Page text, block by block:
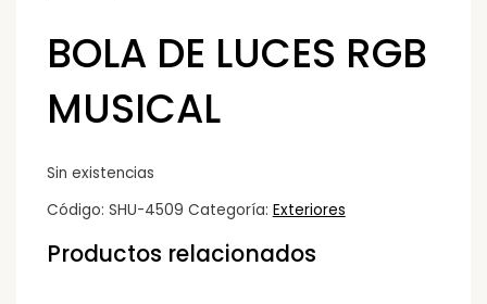
BOLA DE LUCES RGB
MUSICAL
Sin existencias
Código: SHU-4509 Categoría: Exteriores
Productos relacionados